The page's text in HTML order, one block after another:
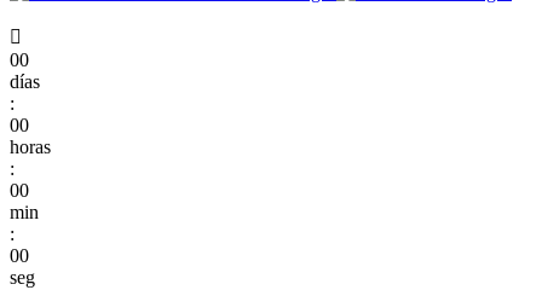

00
días
:
00
horas
:
00
min
:
00
seg